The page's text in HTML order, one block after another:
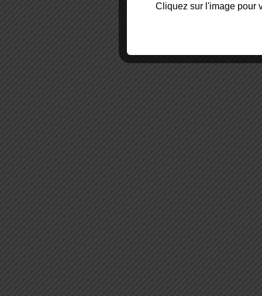
Cliquez sur l'image pour